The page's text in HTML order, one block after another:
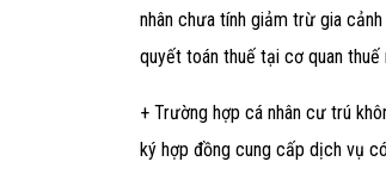
nhân chưa tính giảm trừ gia
quyết toán thuế tại cơ quan thuế
+ Trường hợp cá nhân cư trú
ký hợp đồng cung cấp dịch vụ